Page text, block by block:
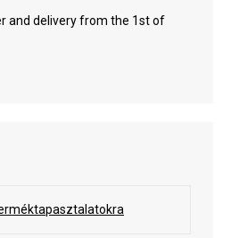
and delivery from the 1st of